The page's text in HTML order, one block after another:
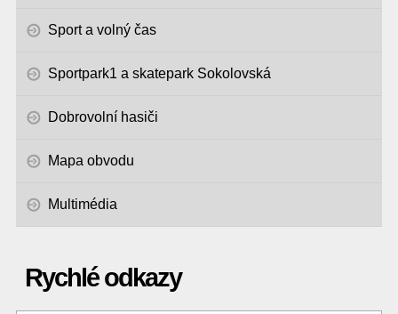
Sport a volný čas
Sportpark1 a skatepark Sokolovská
Dobrovolní hasiči
Mapa obvodu
Multimédia
Rychlé odkazy